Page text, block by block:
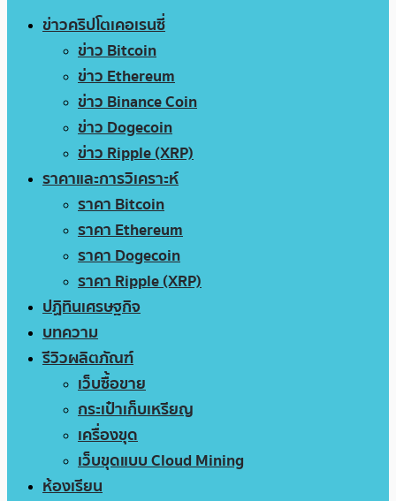
ข่าวคริปโตเคอเรนซี่
ข่าว Bitcoin
ข่าว Ethereum
ข่าว Binance Coin
ข่าว Dogecoin
ข่าว Ripple (XRP)
ราคาและการวิเคราะห์
ราคา Bitcoin
ราคา Ethereum
ราคา Dogecoin
ราคา Ripple (XRP)
ปฏิทินเศรษฐกิจ
บทความ
รีวิวผลิตภัณฑ์
เว็บซื้อขาย
กระเป๋าเก็บเหรียญ
เครื่องขุด
เว็บขุดแบบ Cloud Mining
ห้องเรียน